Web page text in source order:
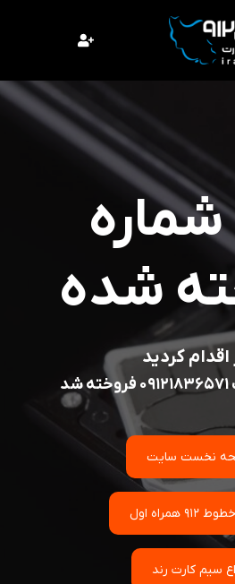
شده
اقدام کردید
نخست سایت
همراه اول
سیم کارت رند